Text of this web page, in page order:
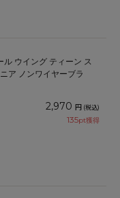
ル ウイング ティーン ス
ア ノンワイヤーブラ
2,970 円 (税込)
135pt獲得